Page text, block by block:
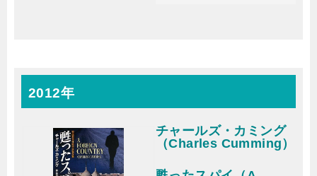
2012年
チャールズ・カミング
（Charles Cumming）